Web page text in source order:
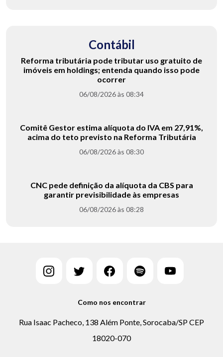
Contábil
Reforma tributária pode tributar uso gratuito de
imóveis em holdings; entenda quando isso pode
ocorrer
06/08/2026 às 08:34
Comitê Gestor estima alíquota do IVA em 27,91%,
acima do teto previsto na Reforma Tributária
06/08/2026 às 08:30
CNC pede definição da alíquota da CBS para
garantir previsibilidade às empresas
06/08/2026 às 08:28
Como nos encontrar
Rua Isaac Pacheco, 138 Além Ponte, Sorocaba/SP CEP
18020-070